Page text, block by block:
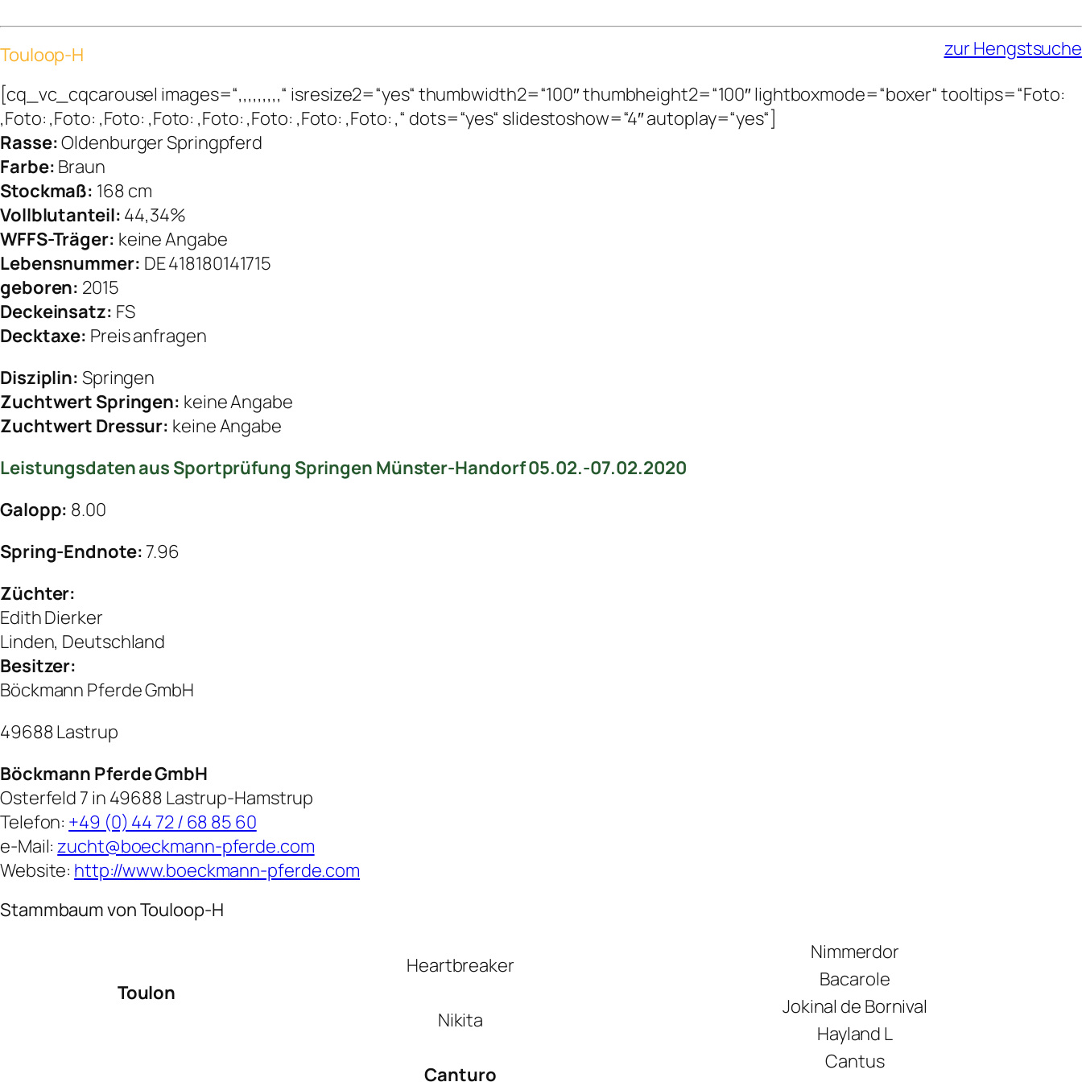
zur Hengstsuche
Touloop-H
[cq_vc_cqcarousel images=“,,,,,,,,,“ isresize2=“yes“ thumbwidth2=“100″ thumbheight2=“100″ lightboxmode=“boxer“ tooltips=“Foto:
,Foto: ,Foto: ,Foto: ,Foto: ,Foto: ,Foto: ,Foto: ,Foto: ,“ dots=“yes“ slidestoshow=“4″ autoplay=“yes“]
Rasse:Oldenburger Springpferd
Farbe: Braun
Stockmaß: 168 cm
Vollblutanteil: 44,34%
WFFS-Träger: keine Angabe
Lebensnummer: DE 418180141715
geboren: 2015
Deckeinsatz: FS
Decktaxe: Preis anfragen
Disziplin: Springen
Zuchtwert Springen: keine Angabe
Zuchtwert Dressur: keine Angabe
Leistungsdaten aus Sportprüfung Springen Münster-Handorf 05.02.-07.02.2020
Galopp: 8.00
Spring-Endnote:7.96
Züchter:
Edith Dierker
Linden, Deutschland
Besitzer:
Böckmann Pferde GmbH
49688 Lastrup
Böckmann Pferde GmbH
Osterfeld 7 in 49688 Lastrup-Hamstrup
Telefon: +49 (0) 44 72 / 68 85 60
e-Mail:zucht@boeckmann-pferde.com
Website: http://www.boeckmann-pferde.com
Stammbaum von Touloop-H
Toulon
Heartbreaker
Nimmerdor
Bacarole
Nikita
Jokinal de Bornival
Hayland L
Canturo
Cantus